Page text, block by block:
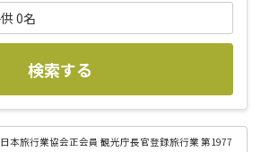
0名
検索する
本旅行業協会正会員 観光庁長官登録旅行業 第1977